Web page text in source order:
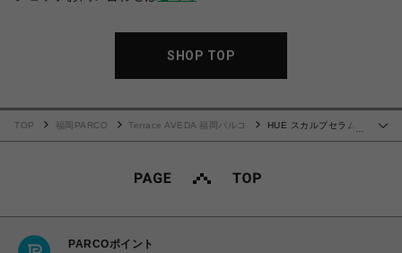
SHOP TOP
TOP 福岡PARCO Terrace AVEDA 福岡パルコ
HUE スカルプセラム
PARCOポイント